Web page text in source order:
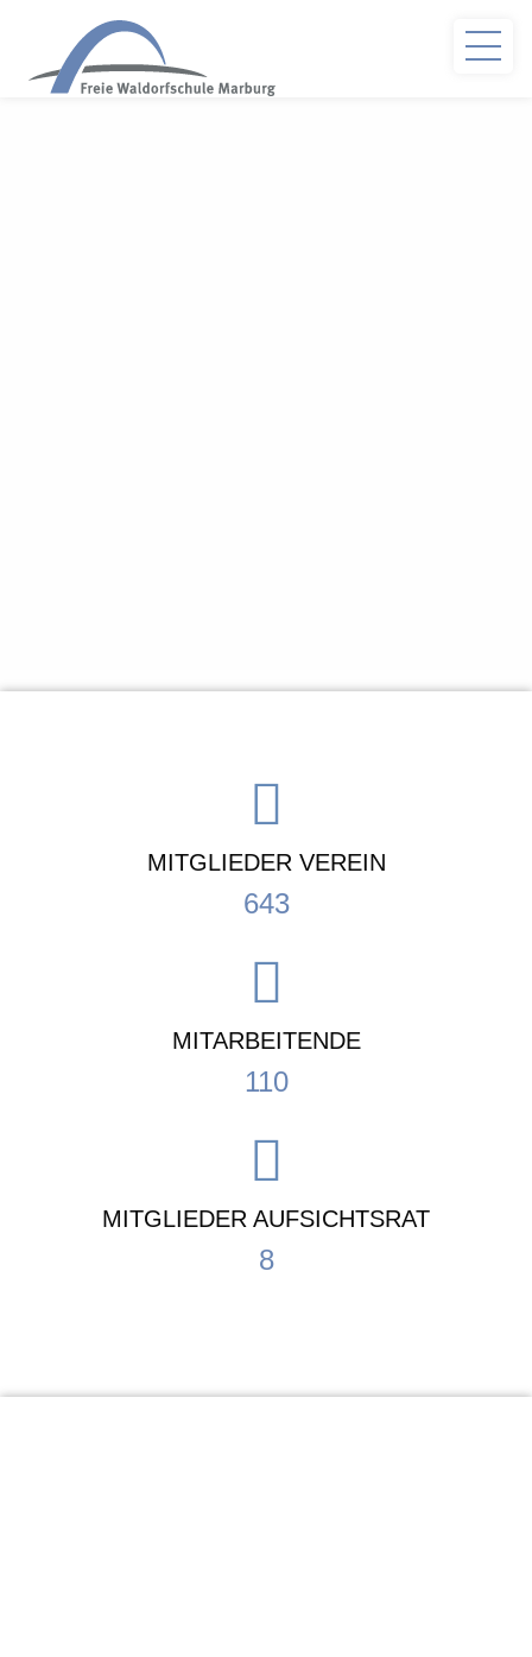
MITGLIEDER VEREIN
643
MITARBEITENDE
110
MITGLIEDER AUFSICHTSRAT
8